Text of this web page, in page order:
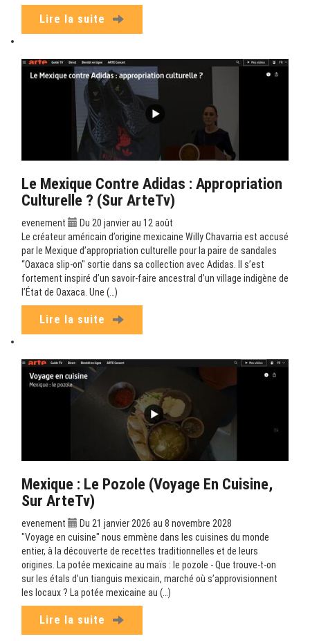
Lire la suite
Le Mexique Contre Adidas : Appropriation
Culturelle ? (sur ArteTv)
evenement
Du 20 janvier au 12 août
Le créateur américain d’origine mexicaine Willy Chavarria est accusé
par le Mexique d’appropriation culturelle pour la paire de sandales
“Oaxaca slip-on" sortie dans sa collection avec Adidas. Il s’est
fortement inspiré d’un savoir-faire ancestral d’un village indigène de
l’État de Oaxaca. Une (…)
Lire la suite
Mexique : Le Pozole (Voyage En Cuisine,
Sur ArteTv)
evenement
Du 21 janvier 2026 au 8 novembre 2028
"Voyage en cuisine" nous emmène dans les cuisines du monde
entier, à la découverte de recettes traditionnelles et de leurs
origines. La potée mexicaine au maïs : le pozole - Que trouve-t-on
sur les étals d’un tianguis mexicain, marché où s’approvisionnent
les locaux ? La potée mexicaine au (…)
Lire la suite